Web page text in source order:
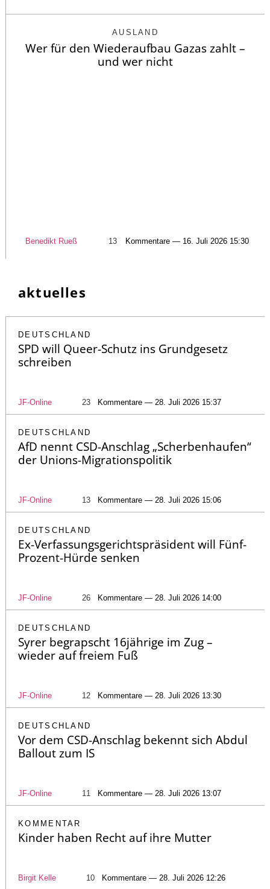
AUSLAND
Wer für den Wiederaufbau Gazas zahlt –
und wer nicht
Benedikt Rueß 13 Kommentare — 16. Juli 2026 15:30
aktuelles
DEUTSCHLAND
SPD will Queer-Schutz ins Grundgesetz
schreiben
JF-Online 23 Kommentare — 28. Juli 2026 15:37
DEUTSCHLAND
AfD nennt CSD-Anschlag „Scherbenhaufen“
der Unions-Migrationspolitik
JF-Online 13 Kommentare — 28. Juli 2026 15:06
DEUTSCHLAND
Ex-Verfassungsgerichtspräsident will Fünf-
Prozent-Hürde senken
JF-Online 26 Kommentare — 28. Juli 2026 14:00
DEUTSCHLAND
Syrer begrapscht 16jährige im Zug –
wieder auf freiem Fuß
JF-Online 12 Kommentare — 28. Juli 2026 13:30
DEUTSCHLAND
Vor dem CSD-Anschlag bekennt sich Abdul
Ballout zum IS
JF-Online 11 Kommentare — 28. Juli 2026 13:07
KOMMENTAR
Kinder haben Recht auf ihre Mutter
Birgit Kelle 10 Kommentare — 28. Juli 2026 12:26